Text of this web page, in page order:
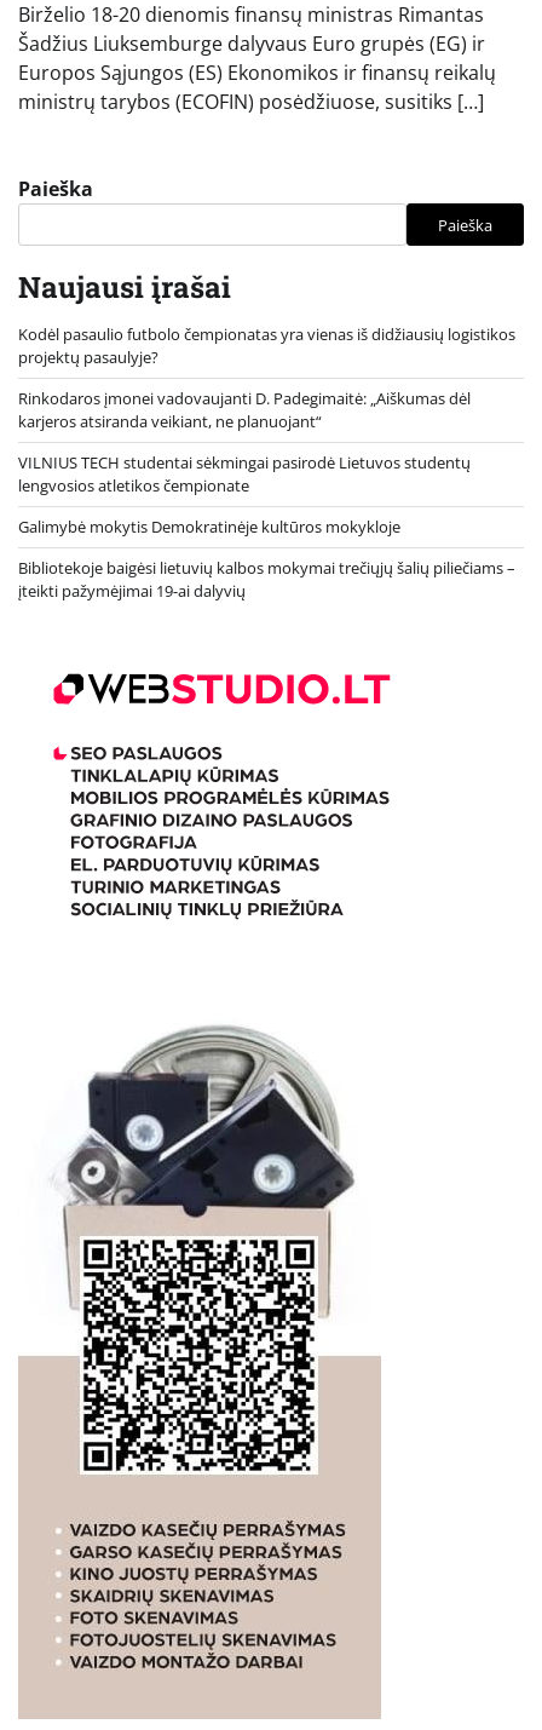
Birželio 18-20 dienomis finansų ministras Rimantas
Šadžius Liuksemburge dalyvaus Euro grupės (EG) ir
Europos Sąjungos (ES) Ekonomikos ir finansų reikalų
ministrų tarybos (ECOFIN) posėdžiuose, susitiks […]
Paieška
Paieška
Naujausi įrašai
Kodėl pasaulio futbolo čempionatas yra vienas iš didžiausių logistikos
projektų pasaulyje?
Rinkodaros įmonei vadovaujanti D. Padegimaitė: „Aiškumas dėl
karjeros atsiranda veikiant, ne planuojant“
VILNIUS TECH studentai sėkmingai pasirodė Lietuvos studentų
lengvosios atletikos čempionate
Galimybė mokytis Demokratinėje kultūros mokykloje
Bibliotekoje baigėsi lietuvių kalbos mokymai trečiųjų šalių piliečiams –
įteikti pažymėjimai 19-ai dalyvių